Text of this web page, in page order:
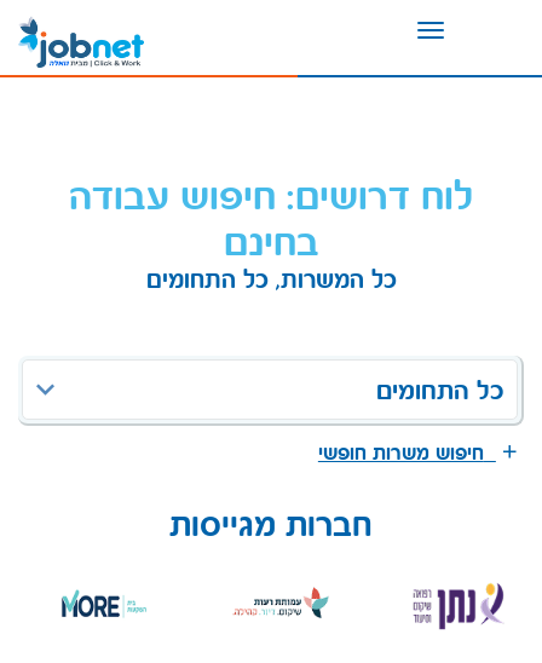
Toggle
לוח דרושים: חיפוש עבודה
בחינם
כל המשרות, כל התחומים
כל התחומים
חיפוש משרות חופשי
חברות מגייסות